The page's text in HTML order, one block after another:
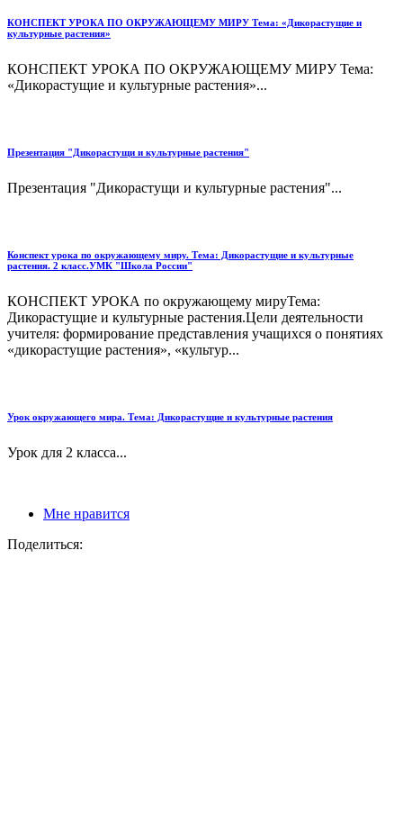
КОНСПЕКТ УРОКА ПО ОКРУЖАЮЩЕМУ МИРУ Тема: «Дикорастущие и
культурные растения»
КОНСПЕКТ УРОКА ПО ОКРУЖАЮЩЕМУ МИРУ Тема:
«Дикорастущие и культурные растения»...
Презентация "Дикорастущи и культурные растения"
Презентация "Дикорастущи и культурные растения"...
Конспект урока по окружающему миру. Тема: Дикорастущие и культурные
растения. 2 класс.УМК "Школа России"
КОНСПЕКТ УРОКА по окружающему мируТема:
Дикорастущие и культурные растения.Цели деятельности
учителя: формирование представления учащихся о понятиях
«дикорастущие растения», «культур...
Урок окружающего мира. Тема: Дикорастущие и культурные растения
Урок для 2 класса...
Мне нравится
Поделиться: